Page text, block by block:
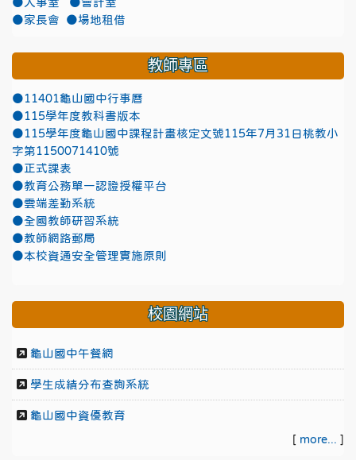
●人事室
●會計室
●家長會
●場地租借
教師專區
●11401龜山國中行事曆
●115學年度教科書版本
●115學年度龜山國中課程計畫核定文號115年7月31日桃教小
字第1150071410號
●正式課表
●教育公務單一認證授權平台
●雲端差勤系統
●全國教師研習系統
●教師網路郵局
●本校資通安全管理實施原則
校園網站
龜山國中午餐網
學生成績分布查詢系統
龜山國中資優教育
[ more... ]